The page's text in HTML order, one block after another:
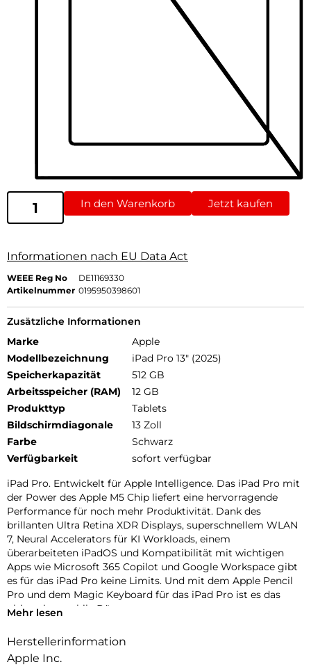
In den Warenkorb Jetzt kaufen
Informationen nach EU Data Act
WEEE Reg No
DE11169330
Artikelnummer 0195950398601
Zusätzliche Informationen
Marke
Apple
Modellbezeichnung
iPad Pro 13" (2025)
Speicherkapazität
512 GB
Arbeitsspeicher (RAM)
12 GB
Produkttyp
Tablets
Bildschirmdiagonale
13 Zoll
Farbe
Schwarz
Verfügbarkeit
sofort verfügbar
iPad Pro. Entwickelt für Apple Intelligence. Das iPad Pro mit
der Power des Apple M5 Chip liefert eine hervorragende
Performance für noch mehr Produktivität. Dank des
brillanten Ultra Retina XDR Displays, superschnellem WLAN
7, Neural Accelerators für KI Workloads, einem
überarbeiteten iPadOS und Kompatibilität mit wichtigen
Apps wie Microsoft 365 Copilot und Google Workspace gibt
es für das iPad Pro keine Limits. Und mit dem Apple Pencil
Pro und dem Magic Keyboard für das iPad Pro ist es das
ultimative mobile Büro.
ist der nächste Riesensprung für KI auf dem iPad. Mit bis zu 2
TB Speicher, 16 GB Arbeitsspeicher und leistungsstarken
Mehr lesen
Herstellerinformation
Apple Inc.